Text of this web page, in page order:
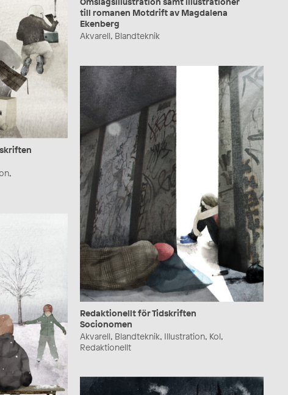
till romanen Motdrift av Magdalena
Ekenberg
Akvarell, Blandteknik
Redaktionellt för Tidskriften
Socionomen
Akvarell, Blandteknik, Illustration, Kol,
Redaktionellt